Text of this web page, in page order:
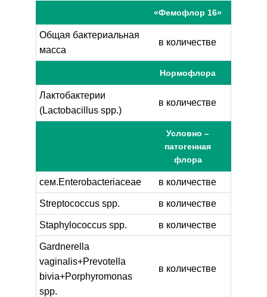
«Фемофлор 16»
Общая бактериальная
масса
в количестве
Нормофлора
Лактобактерии
(Lactobacillus spp.)
в количестве
Условно –
патогенная
флора
сем.Enterobacteriaceae в количестве
Streptococcus spp. в количестве
Staphylococcus spp. в количестве
Gardnerella
vaginalis+Prevotella
bivia+Porphyromonas
spp.
в количестве